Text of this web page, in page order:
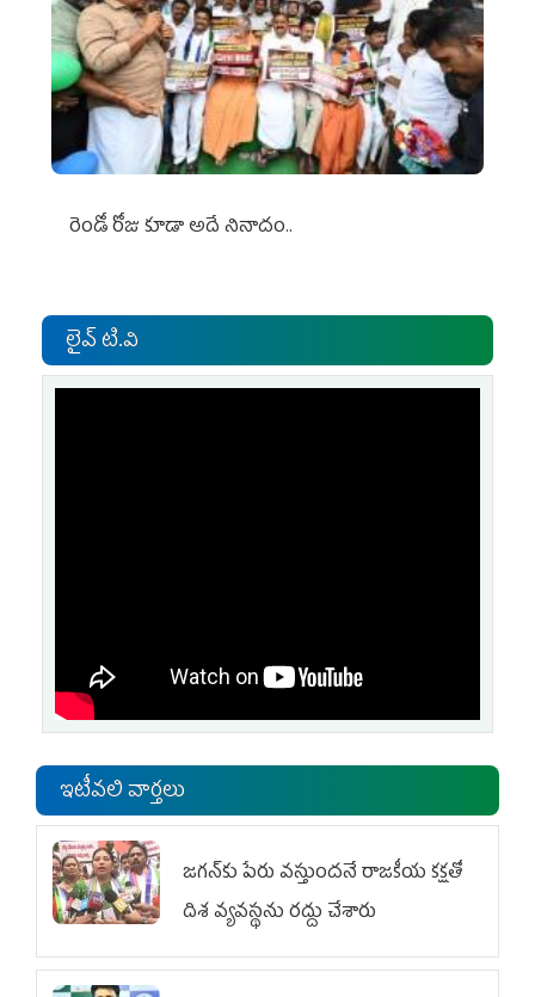
రెండో రోజు కూడా అదే నినాదం..
లైవ్ టి.వి
ఇటీవలి వార్తలు
జగన్‌కు పేరు వస్తుందనే రాజకీయ కక్షతో
దిశ వ్య‌వ‌స్థ‌ను రద్దు చేశారు